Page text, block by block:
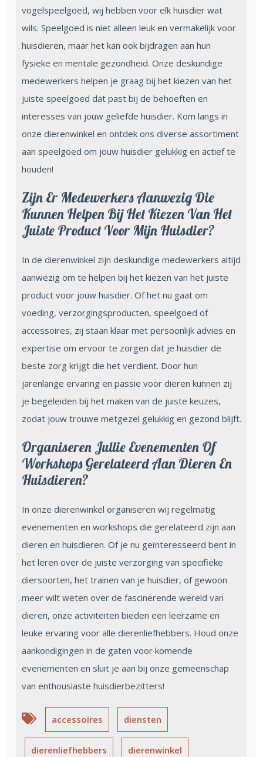
vogelspeelgoed, wij hebben voor elk huisdier wat
wils. Speelgoed is niet alleen leuk en vermakelijk voor
huisdieren, maar het kan ook bijdragen aan hun
fysieke en mentale gezondheid. Onze deskundige
medewerkers helpen je graag bij het kiezen van het
juiste speelgoed dat past bij de behoeften en
interesses van jouw geliefde huisdier. Kom langs in
onze dierenwinkel en ontdek ons diverse assortiment
aan speelgoed om jouw huisdier gelukkig en actief te
houden!
Zijn Er Medewerkers Aanwezig Die
Kunnen Helpen Bij Het Kiezen Van Het
Juiste Product Voor Mijn Huisdier?
In de dierenwinkel zijn deskundige medewerkers altijd
aanwezig om te helpen bij het kiezen van het juiste
product voor jouw huisdier. Of het nu gaat om
voeding, verzorgingsproducten, speelgoed of
accessoires, zij staan klaar met persoonlijk advies en
expertise om ervoor te zorgen dat je huisdier de
beste zorg krijgt die het verdient. Door hun
jarenlange ervaring en passie voor dieren kunnen zij
je begeleiden bij het maken van de juiste keuzes,
zodat jouw trouwe metgezel gelukkig en gezond blijft.
Organiseren Jullie Evenementen Of
Workshops Gerelateerd Aan Dieren En
Huisdieren?
In onze dierenwinkel organiseren wij regelmatig
evenementen en workshops die gerelateerd zijn aan
dieren en huisdieren. Of je nu geïnteresseerd bent in
het leren over de juiste verzorging van specifieke
diersoorten, het trainen van je huisdier, of gewoon
meer wilt weten over de fascinerende wereld van
dieren, onze activiteiten bieden een leerzame en
leuke ervaring voor alle dierenliefhebbers. Houd onze
aankondigingen in de gaten voor komende
evenementen en sluit je aan bij onze gemeenschap
van enthousiaste huisdierbezitters!
accessoires diensten
dierenliefhebbers dierenwinkel